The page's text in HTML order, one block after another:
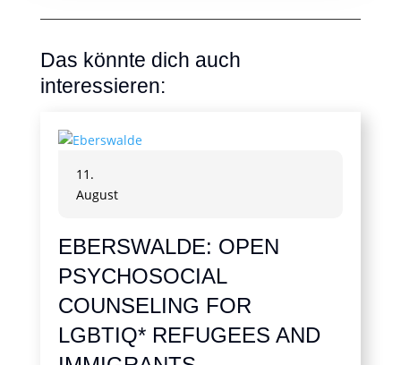
Das könnte dich auch
interessieren:
11.
August
EBERSWALDE: OPEN
PSYCHOSOCIAL
COUNSELING FOR
LGBTIQ* REFUGEES AND